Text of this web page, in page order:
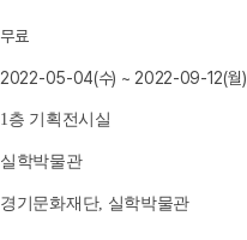
무료
2022-05-04(수) ~ 2022-09-12(월)
1층 기획전시실
실학박물관
경기문화재단, 실학박물관